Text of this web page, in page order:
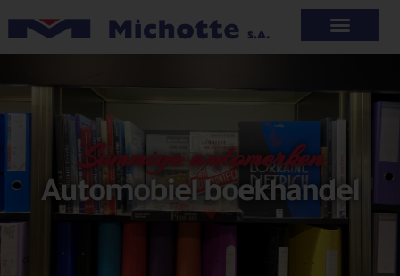
Sommige automerken
Automobiel boekhandel